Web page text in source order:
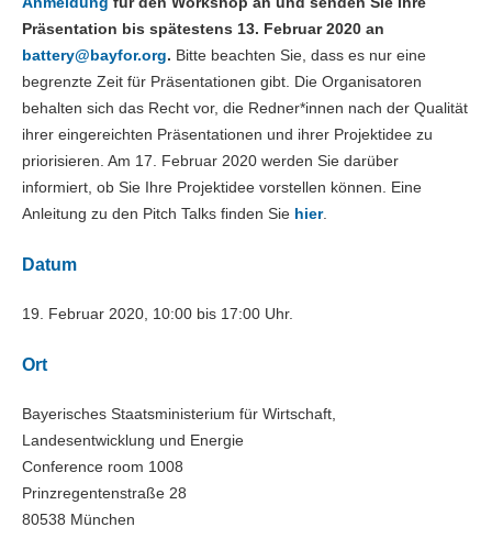
Präsentation bis spätestens 13. Februar 2020 an
battery@bayfor.org. Bitte beachten Sie, dass es nur eine
begrenzte Zeit für Präsentationen gibt. Die Organisatoren
behalten sich das Recht vor, die Redner*innen nach der Qualität
ihrer eingereichten Präsentationen und ihrer Projektidee zu
priorisieren. Am 17. Februar 2020 werden Sie darüber
informiert, ob Sie Ihre Projektidee vorstellen können. Eine
Anleitung zu den Pitch Talks finden Sie hier.
Datum
19. Februar 2020, 10:00 bis 17:00 Uhr.
Ort
Bayerisches Staatsministerium für Wirtschaft,
Landesentwicklung und Energie
Conference room 1008
Prinzregentenstraße 28
80538 München